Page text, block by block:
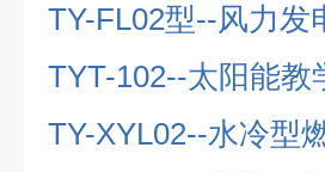
TY-FL02型--风力发
TYT-102--太阳能教
TY-XYL02--水冷型